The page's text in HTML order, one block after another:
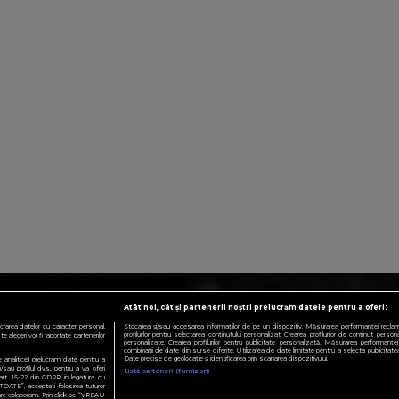
datelor cu caracter personal.
alegeri vor fi raportate partenerilor
prelucram date pentru a
profilul dvs., pentru a va oferi
15-22 din GDPR in legatura cu
TOATE”, acceptati folosirea tuturor
colaboram. Prin click pe “VREAU
Atât noi, cât și partenerii noștri prelucrăm datele pentru a oferi:
Stocarea și/sau accesarea informațiilor de pe un dispozitiv. Măsurarea performanței
profilurilor pentru selectarea conținutului personalizat. Crearea profilurilor de conținut
personalizate. Crearea profilurilor pentru publicitate personalizată. Măsurarea
combinații de date din surse diferite. Utilizarea de date limitate pentru a selecta
Date precise de geolocație și identificarea prin scanarea dispozitivului.
Listă parteneri (furnizori)